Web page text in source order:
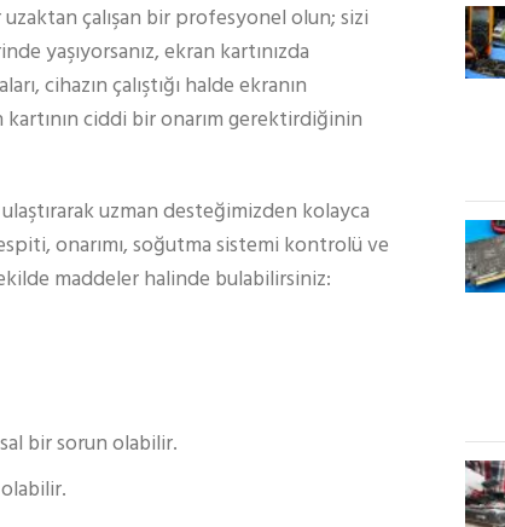
uzaktan çalışan bir profesyonel olun; sizi
yaşıyorsanız, ekran kartınızda
cihazın çalıştığı halde ekranın
ciddi bir onarım gerektirdiğinin
uzman desteğimizden kolayca
onarımı, soğutma sistemi kontrolü ve
maddeler halinde bulabilirsiniz:
bir sorun olabilir.